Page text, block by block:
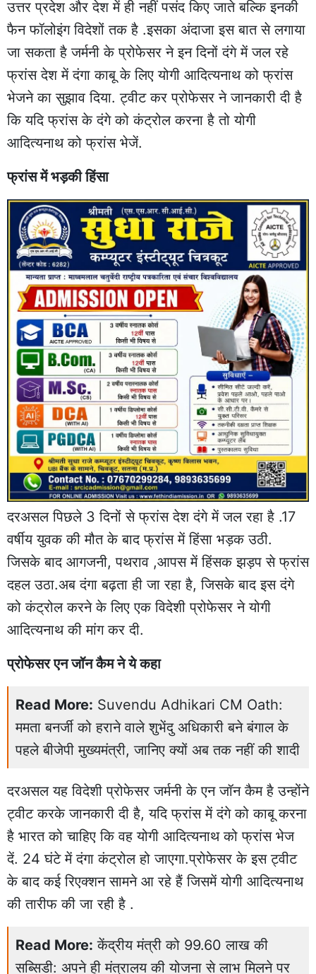
उत्तर प्रदेश और देश में ही नहीं पसंद किए जाते बल्कि इनकी
फैन फॉलोइंग विदेशों तक है .इसका अंदाजा इस बात से लगाया
जा सकता है जर्मनी के प्रोफेसर ने इन दिनों दंगे में जल रहे
फ्रांस देश में दंगा काबू के लिए योगी आदित्यनाथ को फ्रांस
भेजने का सुझाव दिया. ट्वीट कर प्रोफेसर ने जानकारी दी है
कि यदि फ्रांस के दंगे को कंट्रोल करना है तो योगी
आदित्यनाथ को फ्रांस भेजें.
फ्रांस में भड़की हिंसा
दरअसल पिछले 3 दिनों से फ्रांस देश दंगे में जल रहा है .17
वर्षीय युवक की मौत के बाद फ्रांस में हिंसा भड़क उठी.
जिसके बाद आगजनी, पथराव ,आपस में हिंसक झड़प से फ्रांस
दहल उठा.अब दंगा बढ़ता ही जा रहा है, जिसके बाद इस दंगे
को कंट्रोल करने के लिए एक विदेशी प्रोफेसर ने योगी
आदित्यनाथ की मांग कर दी.
प्रोफेसर एन जॉन कैम ने ये कहा
Read More: Suvendu Adhikari CM Oath:
ममता बनर्जी को हराने वाले शुभेंदु अधिकारी बने बंगाल के
पहले बीजेपी मुख्यमंत्री, जानिए क्यों अब तक नहीं की शादी
दरअसल यह विदेशी प्रोफेसर जर्मनी के एन जॉन कैम है उन्होंने
ट्वीट करके जानकारी दी है, यदि फ्रांस में दंगे को काबू करना
है भारत को चाहिए कि वह योगी आदित्यनाथ को फ्रांस भेज
दें. 24 घंटे में दंगा कंट्रोल हो जाएगा.प्रोफेसर के इस ट्वीट
के बाद कई रिएक्शन सामने आ रहे हैं जिसमें योगी आदित्यनाथ
की तारीफ की जा रही है .
Read More: केंद्रीय मंत्री को 99.60 लाख की
सब्सिडी: अपने ही मंत्रालय की योजना से लाभ मिलने पर